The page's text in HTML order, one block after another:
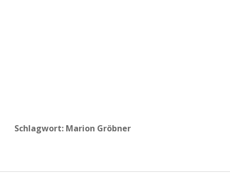
Schlagwort: Marion Gröbner